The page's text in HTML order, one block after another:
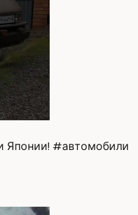
Японии! #автомобили